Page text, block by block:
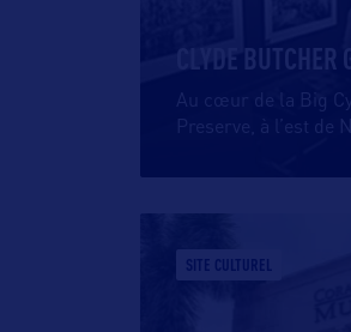
CLYDE
Au cœur de la Big
Preserve, à l’est de
SITE CULTUREL